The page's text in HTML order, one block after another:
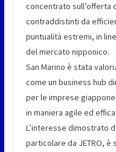
concentrato sull’offerta
contraddistinti da
puntualità estremi, in
del mercato nipponico.
San Marino è stata
come un business hub
per le imprese
in maniera agile ed
L’interesse dimostrato
particolare da JETRO,